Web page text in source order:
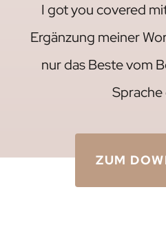
I got you covered
Ergänzung meiner
nur das Beste vom
ZUM